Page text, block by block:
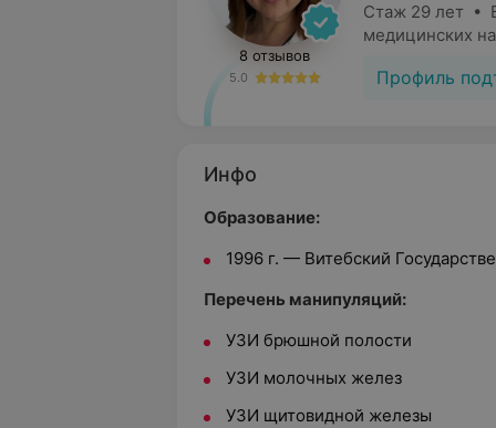
8 отзывов
5.0
Стаж 29 лет •
медицинских
Профиль
Инфо
Образование:
1996 г. — Витебский
Перечень манипуляций:
УЗИ брюшной полости
УЗИ молочных желез
УЗИ щитовидной железы